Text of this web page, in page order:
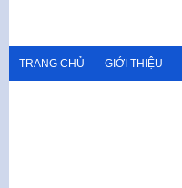
TRANG CHỦ GIỚI THIỆU